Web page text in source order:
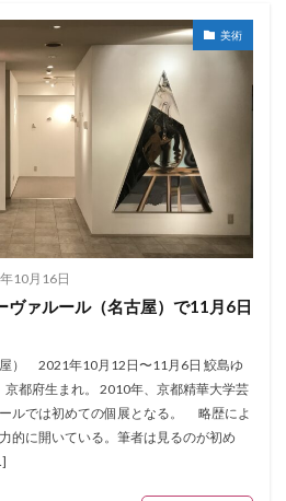
美術
10月16日
ァルール（名古屋）で11月6日
） 2021年10月12日〜11月6日 鮫島ゆ
都府生まれ。 2010年、京都精華大学芸
ルでは初めての個展となる。 略歴によ
的に開いている。筆者は見るのが初め